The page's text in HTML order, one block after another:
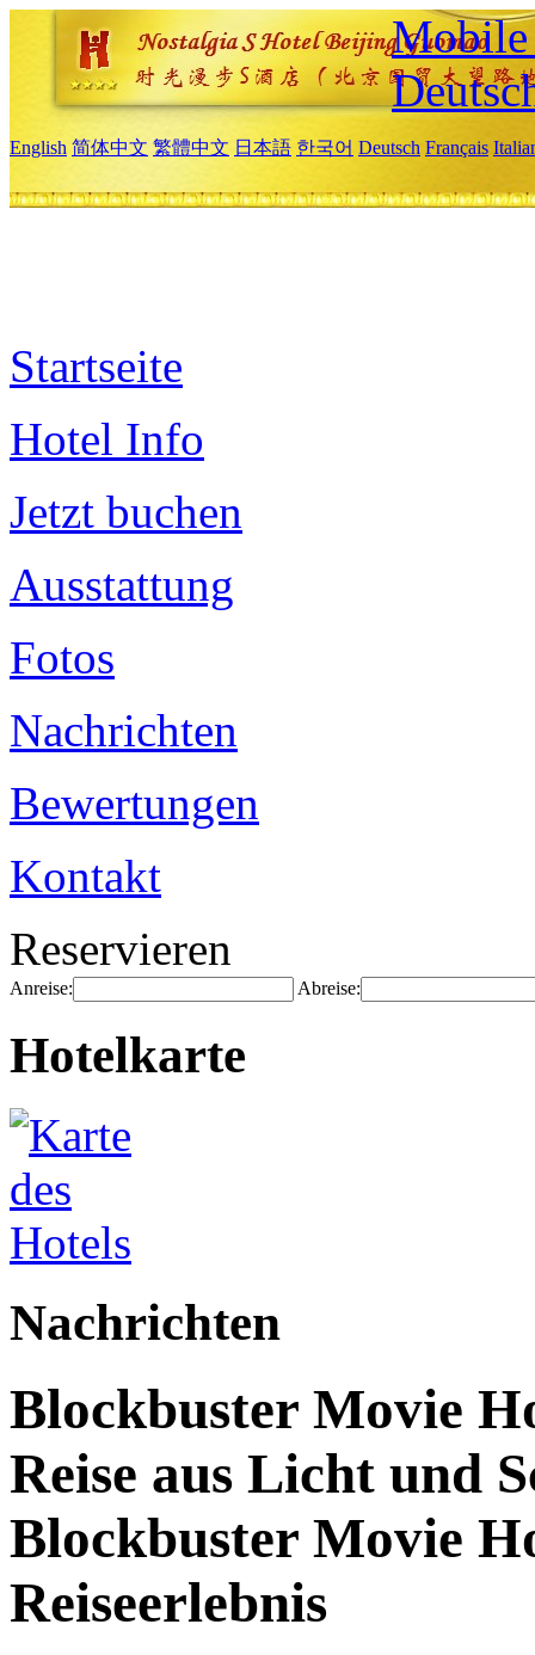
Mobile
English 简体中文 繁體中文 日本語 한국어 Deutsch Français
Startseite
Hotel Info
Jetzt buchen
Ausstattung
Fotos
Nachrichten
Bewertungen
Kontakt
Reservieren
Anreise: Abreise:
Hotelkarte
Nachrichten
Blockbuster Movie
Reise aus Licht und
Blockbuster Movie
Reiseerlebnis